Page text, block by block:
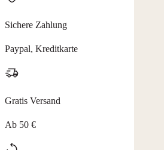
Sichere Zahlung
Paypal, Kreditkarte
Gratis Versand
Ab 50 €